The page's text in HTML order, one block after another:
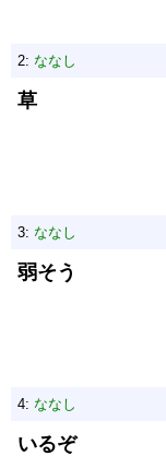
2: ななし
草
3: ななし
弱そう
4: ななし
いるぞ